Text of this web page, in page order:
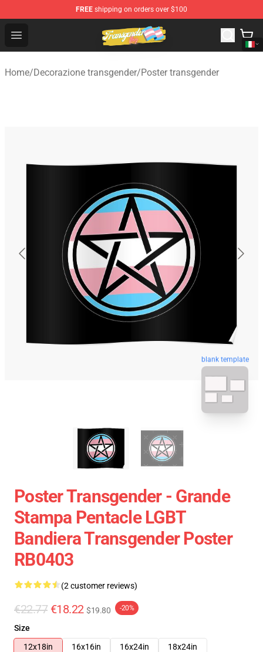
FREE shipping on orders over $100
Open menu
Transgender Flag Store - The Best Transgender Flag
Home/Decorazione transgender/Poster transgender
blank template
Poster Transgender - Grande
Stampa Pentacle LGBT
Bandiera Transgender Poster
RB0403
(2 customer reviews)
€22.77 €18.22 $19.80 -20%
Size
12x18in
16x16in 16x24in 18x24in